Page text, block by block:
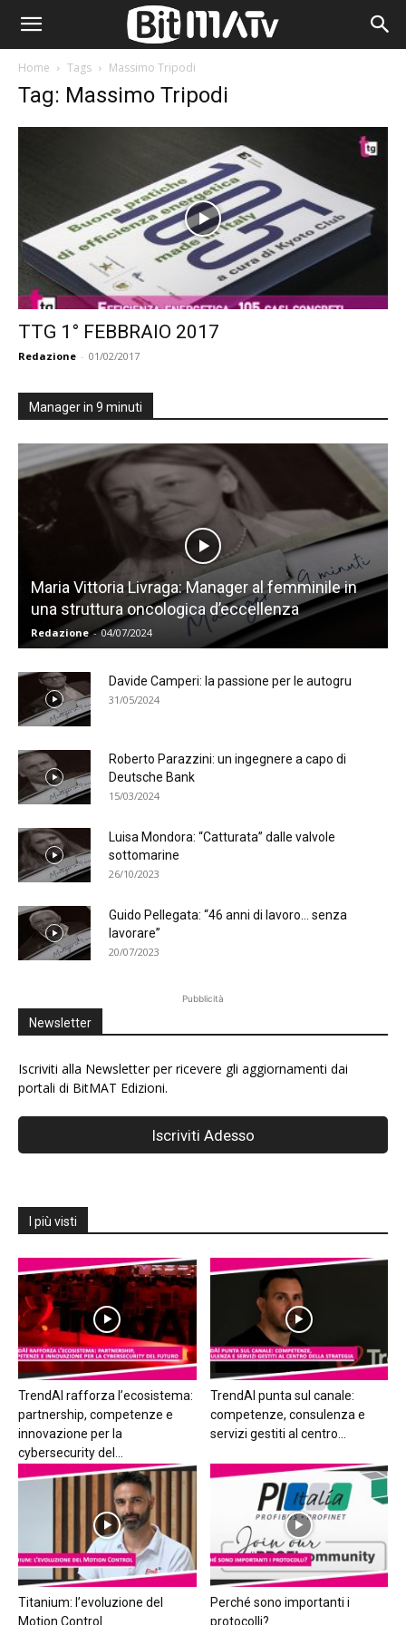
Home Tags Massimo Tripodi
Tag: Massimo Tripodi
TTG 1° FEBBRAIO 2017
Redazione - 01/02/2017
Manager in 9 minuti
Maria Vittoria Livraga: Manager al femminile in
una struttura oncologica d’eccellenza
Redazione - 04/07/2024
Davide Camperi: la passione per le autogru
31/05/2024
Roberto Parazzini: un ingegnere a capo di
Deutsche Bank
15/03/2024
Luisa Mondora: “Catturata” dalle valvole
sottomarine
26/10/2023
Guido Pellegata: “46 anni di lavoro… senza
lavorare”
20/07/2023
Pubblicità
Newsletter
Iscriviti alla Newsletter per ricevere gli aggiornamenti dai
portali di BitMAT Edizioni.
I più visti
TrendAI rafforza l’ecosistema:
partnership, competenze e
innovazione per la
cybersecurity del...
TrendAI punta sul canale:
competenze, consulenza e
servizi gestiti al centro...
Titanium: l’evoluzione del
Motion Control
Perché sono importanti i
protocolli?